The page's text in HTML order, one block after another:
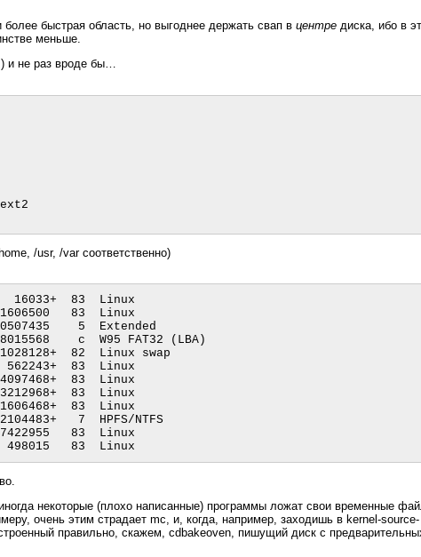
быстрая область, но выгоднее держать свап в центре диска, ибо в
меньше.
и не раз вроде бы…
/usr, /var соответственно)
83  Linux
83  Linux
5  Extended
c  W95 FAT32 (LBA)
82  Linux swap
83  Linux
83  Linux
83  Linux
83  Linux
7  HPFS/NTFS
83  Linux
некоторые (плохо написанные) программы ложат свои временные
очень этим страдает mc, и, когда, например, заходишь в kernel-source-
правильно, скажем, cdbakeoven, пишущий диск с